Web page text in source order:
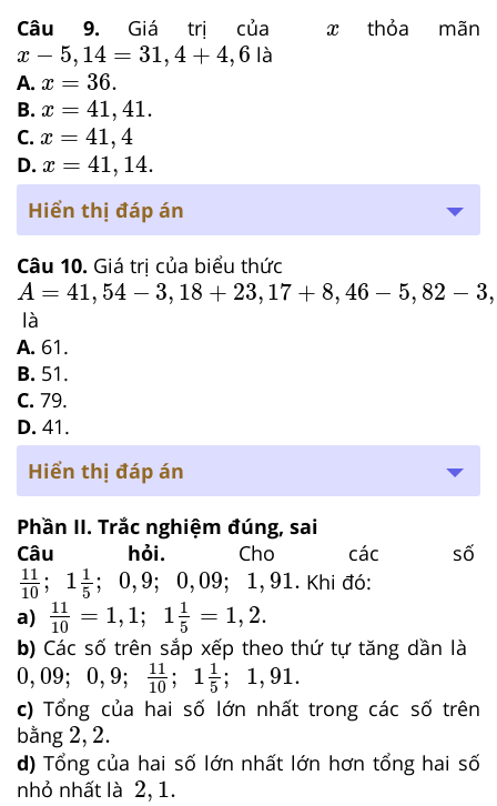
Câu 9. Giá trị của x
xthỏa mãn
x − 5,14 = 31,4 + 4,6
x−5 ,14= 31,4+ 4,6
là
A. x = 36.
x =36.
B. x = 41,41.
x 41,41.
C. x = 41,4
x 41,4
D. x = 41, 14.
x 41,14.
Hiển thị đáp án
Câu 10. Giá trị của biểu thức
A = 41, 54 − 3, 18 + 23,17 + 8,46 − 5, 82 − 3,
A=41,54− 3,18+23,17+8,46 −5 82 3, 17
là
A. 61.
B. 51.
C. 79.
D. 41.
Hiển thị đáp án
Phần II. Trắc nghiệm đúng, sai
Câu hỏi. Cho các số
11
10 ; 1 1
5 ; 0,9; 0,09; 1, 91.
1110 15; 0 9 0 09; 1 91.
Khi đó:
a)
11
10
= 1,1; 1 1
5
= 1, 2.
11 10= 1, ; 11 =1 2.
b) Các số trên sắp xếp theo thứ tự tăng dần là
0,09; 0, 9;
11
10 ; 1 1
5 ; 1, 91.
0,09; 0,9; 1110; 11 5; 1,91.
c) Tổng của hai số lớn nhất trong các số trên
bằng 2, 2.
2,2.
d) Tổng của hai số lớn nhất lớn hơn tổng hai số
nhỏ nhất là 2, 1.
2,1.